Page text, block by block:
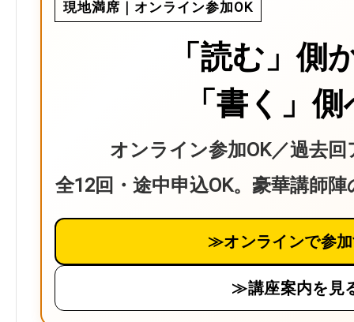
現地満席｜オンライン参加OK
「読む」側
「書く」
オンライン参加OK／過去
全12回・途中申込OK。豪華講師
≫オンラインで参
≫講座案内を見